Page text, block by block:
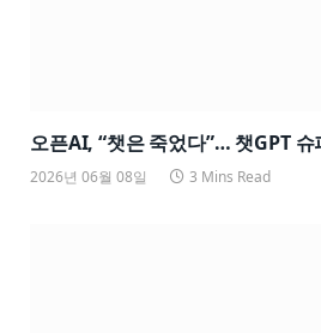
오픈AI, “챗은 죽었다”… 챗GPT
2026년 06월 08일 3 Mins Read